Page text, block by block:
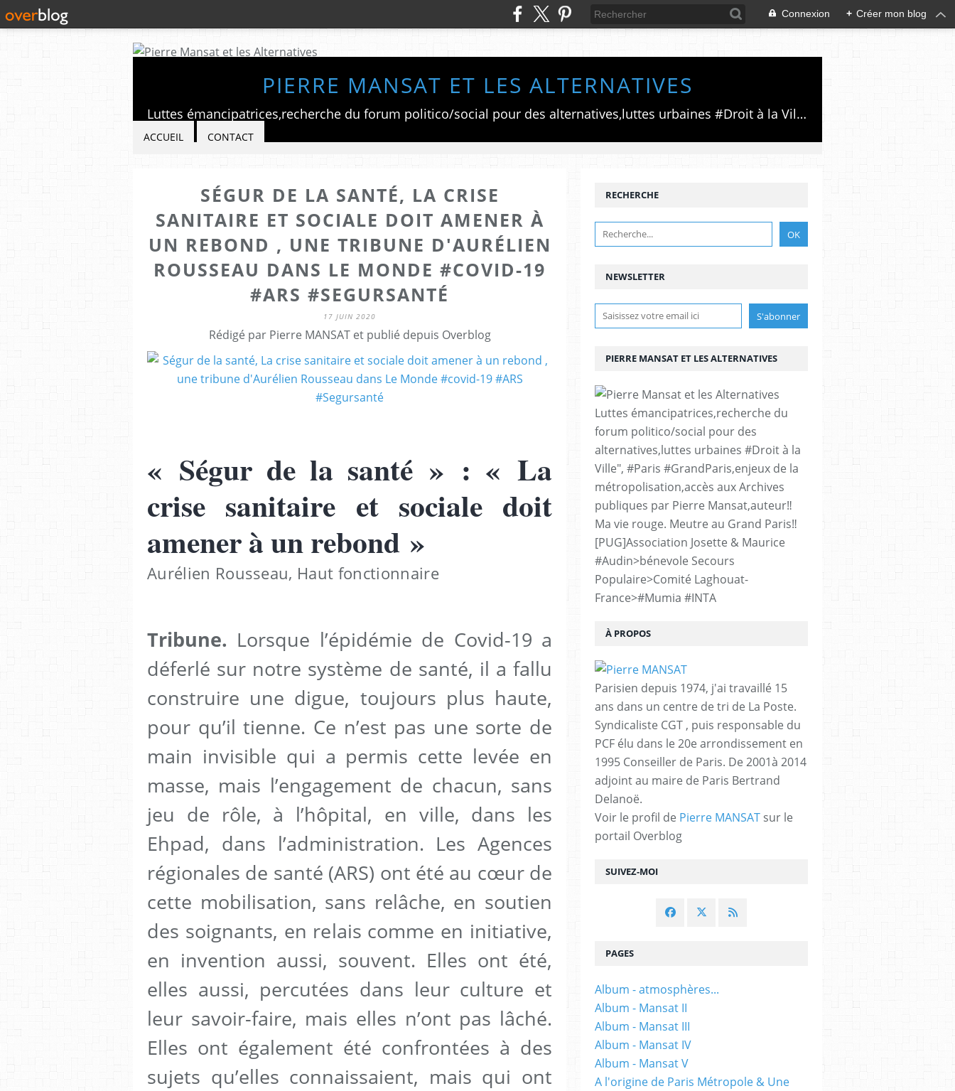
Connexion + Créer mon blog
PIERRE MANSAT ET LES ALTERNATIVES
Luttes émancipatrices,recherche du forum politico/social pour des alternatives,luttes urbaines #Droit à la Ville", #Paris #GrandParis,enjeux de la métropolisation,accès aux Archives publiques par Pierre Mansat,auteur‼️Ma vie rouge. Meutre au Grand Paris‼️[PUG]Association Josette & Maurice #Audin>bénevole Secours Populaire>Comité Laghouat-France>#Mumia #INTA
ACCUEIL CONTACT
SÉGUR DE LA SANTÉ, LA CRISE
SANITAIRE ET SOCIALE DOIT AMENER À
UN REBOND , UNE TRIBUNE D'AURÉLIEN
ROUSSEAU DANS LE MONDE #COVID-19
#ARS #SEGURSANTÉ
17 JUIN 2020
Rédigé par Pierre MANSAT et publié depuis Overblog
« Ségur de la santé » : « La
crise sanitaire et sociale doit
amener à un rebond »
Aurélien Rousseau, Haut fonctionnaire
Tribune. Lorsque l’épidémie de Covid-19 a
déferlé sur notre système de santé, il a fallu
construire une digue, toujours plus haute,
pour qu’il tienne. Ce n’est pas une sorte de
main invisible qui a permis cette levée en
masse, mais l’engagement de chacun, sans
jeu de rôle, à l’hôpital, en ville, dans les
Ehpad, dans l’administration. Les Agences
régionales de santé (ARS) ont été au cœur de
cette mobilisation, sans relâche, en soutien
des soignants, en relais comme en initiative,
en invention aussi, souvent. Elles ont été,
elles aussi, percutées dans leur culture et
leur savoir-faire, mais elles n’ont pas lâché.
Elles ont également été confrontées à des
sujets qu’elles connaissaient, mais qui ont
NEWSLETTER
SUIVEZ-MOI
RECHERCHE
PIERRE MANSAT ET LES ALTERNATIVES
Luttes émancipatrices,recherche du
forum politico/social pour des
alternatives,luttes urbaines #Droit à la
Ville", #Paris #GrandParis,enjeux de la
métropolisation,accès aux Archives
publiques par Pierre Mansat,auteur‼️
Ma vie rouge. Meutre au Grand Paris‼️
[PUG]Association Josette & Maurice
#Audin>bénevole Secours
Populaire>Comité Laghouat-
France>#Mumia #INTA
À PROPOS
Parisien depuis 1974, j'ai travaillé 15
ans dans un centre de tri de La Poste.
Syndicaliste CGT , puis responsable du
PCF élu dans le 20e arrondissement en
1995 Conseiller de Paris. De 2001à 2014
adjoint au maire de Paris Bertrand
Delanoë.
Voir le profil de Pierre MANSAT sur le
portail Overblog
PAGES
Album - atmosphères...
Album - Mansat II
Album - Mansat III
Album - Mansat IV
Album - Mansat V
A l'origine de Paris Métropole & Une